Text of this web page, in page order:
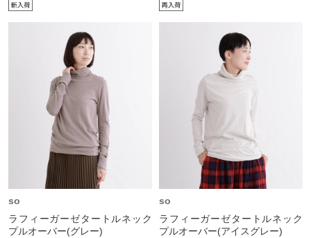
so
ラフィーガーゼタートルネック
プルオーバー(グレー)
so
ラフィーガーゼタートルネック
プルオーバー(アイスグレー)